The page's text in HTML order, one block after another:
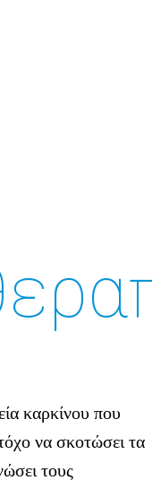
καρκίνου που
να σκοτώσει τα
τους